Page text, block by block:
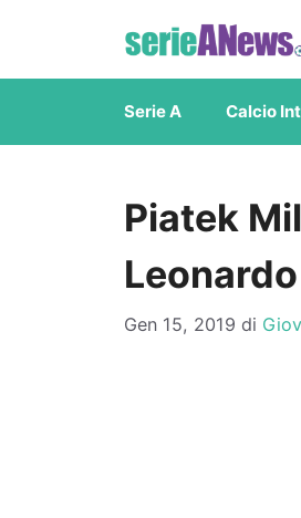
contenuto
Serie A Calcio
Piatek
Gen 15, 2019 di